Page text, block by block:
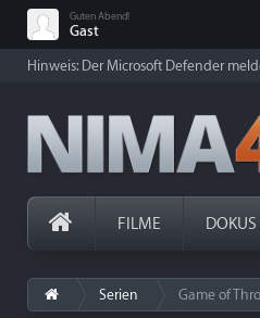
Guten Abend!
Gast
Hinweis: Der Microsoft Defender
FILME DOKUS
Serien Game of